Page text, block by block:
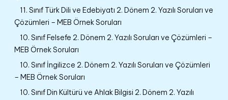
11. Sınıf Türk Dili ve Edebiyatı 2. Dönem 2. Yazılı Soruları ve
Çözümleri – MEB Örnek Soruları
10. Sınıf Felsefe 2. Dönem 2. Yazılı Soruları ve Çözümleri –
MEB Örnek Soruları
10. Sınıf İngilizce 2. Dönem 2. Yazılı Soruları ve Çözümleri
– MEB Örnek Soruları
10. Sınıf Din Kültürü ve Ahlak Bilgisi 2. Dönem 2. Yazılı